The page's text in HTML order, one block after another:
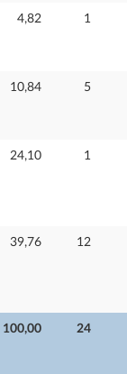
100,00 24
4,82 1
10,84 5
24,10 1
39,76 12